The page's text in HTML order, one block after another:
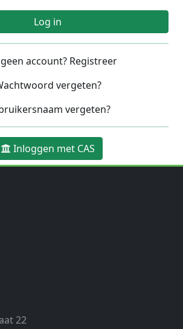
Log in
account? Registreer
vergeten?
vergeten?
Inloggen met CAS
22